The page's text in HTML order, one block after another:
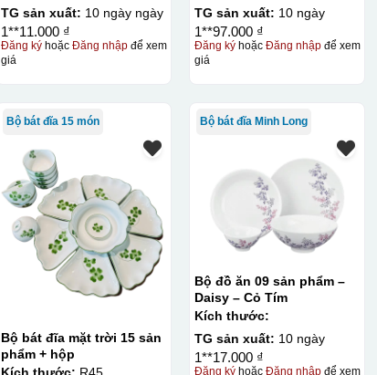
TG sản xuất: 10 ngày ngày
1**11.000 ₫
Đăng kýhoặc Đăng nhậpđể xem
giá
TG sản xuất: 10 ngày
1**97.000 ₫
Đăng ký hoặcĐăng nhập để xem
giá
Bộ bát đĩa 15 món
Bộ bát đĩa mặt trời 15 sản
phẩm + hộp
Bộ bát đĩa Minh Long
Bộ đồ ăn 09 sản phẩm –
Daisy – Cỏ Tím
Kích thước:
TG sản xuất: 10 ngày
1**17.000 ₫
Đăng ký hoặcĐăng nhập để xem